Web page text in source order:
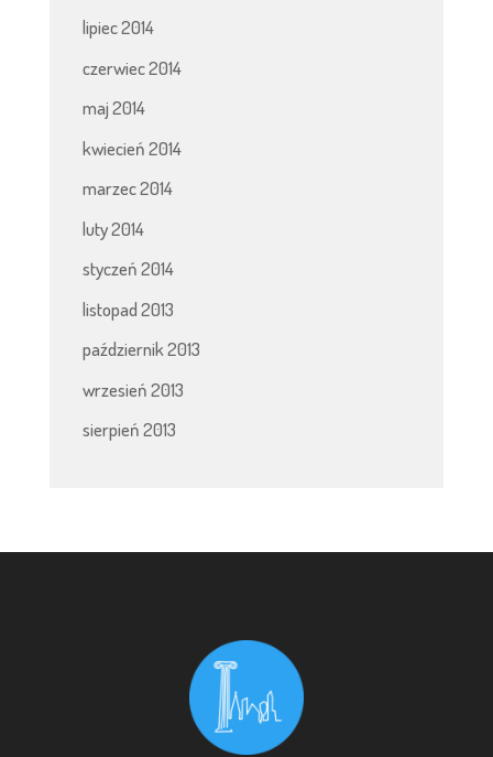
lipiec 2014
czerwiec 2014
maj 2014
kwiecień 2014
marzec 2014
luty 2014
styczeń 2014
listopad 2013
październik 2013
wrzesień 2013
sierpień 2013